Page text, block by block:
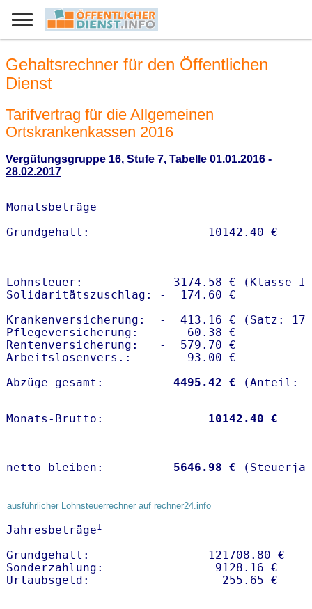
Gehaltsrechner für den Öffentlichen
Dienst
Tarifvertrag für die Allgemeinen
Ortskrankenkassen 2016
Vergütungsgruppe 16, Stufe 7, Tabelle 01.01.2016 -
28.02.2017
Monatsbeträge
Lohnsteuer:           - 3174.58 € (Klasse I)
Solidaritätszuschlag: -  174.60 €
Krankenversicherung:  -  413.16 € (Satz:
Pflegeversicherung:   -   60.38 €
Rentenversicherung:   -  579.70 €
Arbeitslosenvers.:    -   93.00 €
Abzüge gesamt:        -
4495.42 €
Monats-Brutto: 10142.40 €
netto bleiben: 5646.98 €
ausführlicher Lohnsteuerrechner auf rechner24.info
Jahresbeträge1
Grundgehalt:                 121708.80 €
Sonderzahlung:                9128.16 €